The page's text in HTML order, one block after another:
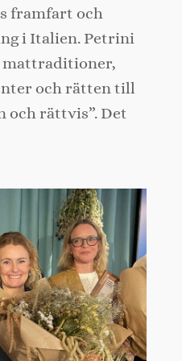
framfart och
i Italien. Petrini
mattraditioner,
och rätten till
och rättvis”. Det